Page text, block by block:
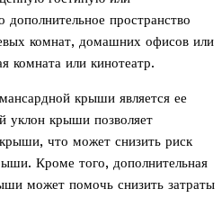
пространство
комнат, домашних офисов или
комната или кинотеатр.
крыши является ее
уклон крыши позволяет
что может снизить риск
Кроме того, дополнительная
может помочь снизить затраты